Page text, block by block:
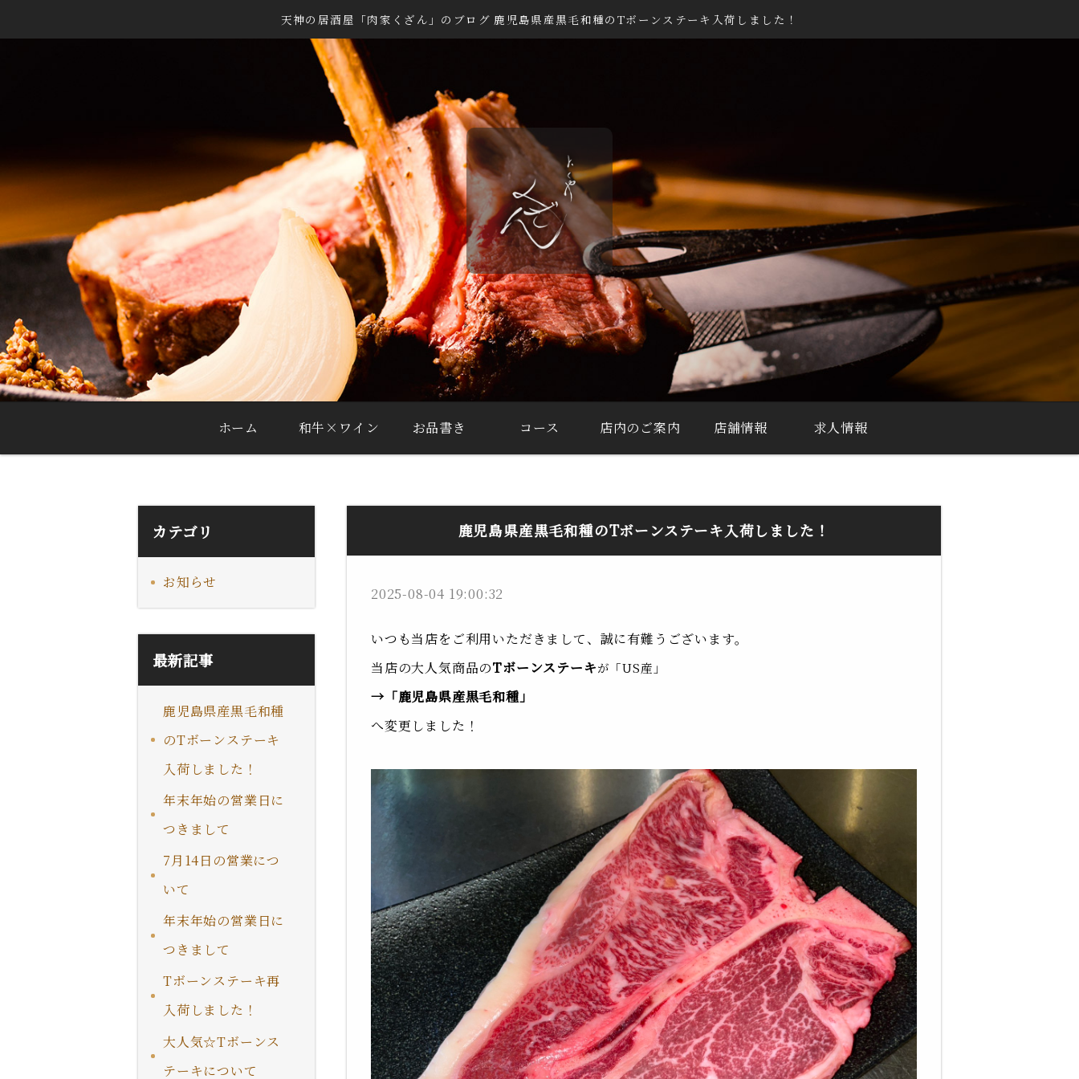
天神の居酒屋「肉家くざん」のブログ 鹿児島県産黒毛和種のTボーンステーキ入荷しました！
ホーム 和牛×ワイン お品書き コース 店内のご案内 店舗情報 求人情報
カテゴリ
お知らせ
最新記事
鹿児島県産黒毛和種
のTボーンステーキ
入荷しました！
年末年始の営業日に
つきまして
7月14日の営業につ
いて
年末年始の営業日に
つきまして
Tボーンステーキ再
入荷しました！
大人気☆Tボーンス
テーキについて
鹿児島県産黒毛和種のTボーンステーキ入荷しました！
2025-08-04 19:00:32
いつも当店をご利用いただきまして、誠に有難うございます。
当店の大人気商品のTボーンステーキが「US産」
→「鹿児島県産黒毛和種」
へ変更しました！